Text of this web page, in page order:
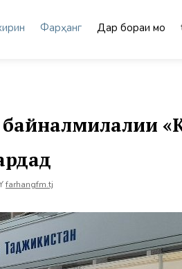
Фарҳанг Дар бораи мо
farhangfm.tj